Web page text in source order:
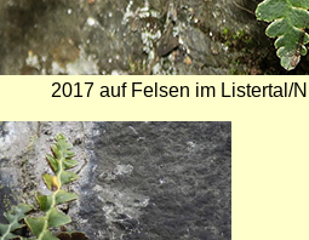
2017 auf Felsen im Listertal/